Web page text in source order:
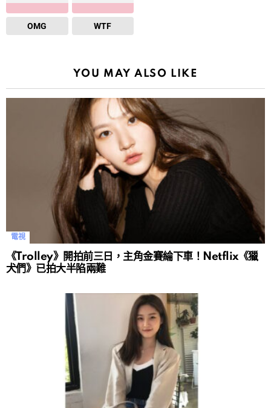
OMG WTF
YOU MAY ALSO LIKE
電視
《Trolley》開拍前三日，主角金賽綸下車！Netflix《獵
犬們》已拍大半陷兩難